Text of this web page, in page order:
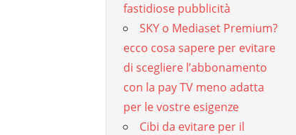
fastidiose pubblicità
SKY o Mediaset Premium?
ecco cosa sapere per evitare
di scegliere l’abbonamento
con la pay TV meno adatta
per le vostre esigenze
Cibi da evitare per il